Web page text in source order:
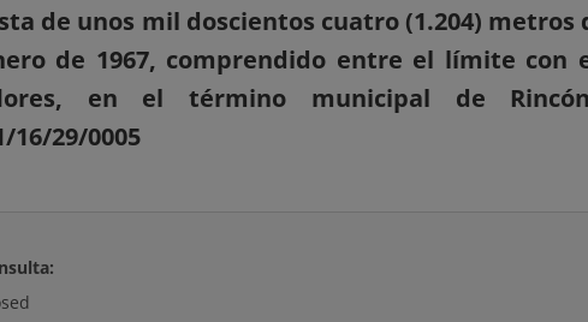
de unos mil doscientos cuatro (1.204)
de 1967, comprendido entre el límite con
en el término municipal de
16/29/0005